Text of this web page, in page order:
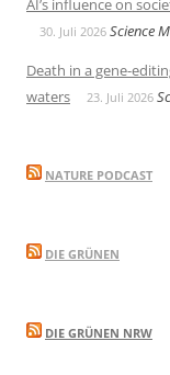
AI’s influence on
30. Juli 2026 Science
Death in a gene-
waters
23. Juli 2026
NATURE PODCAST
DIE GRÜNEN
DIE GRÜNEN NRW